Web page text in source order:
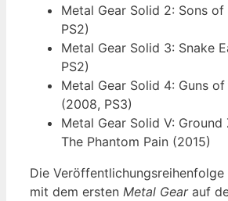
Metal Gear Solid 2: Sons
PS2)
Metal Gear Solid 3: Snake
PS2)
Metal Gear Solid 4: Guns
(2008, PS3)
Metal Gear Solid V: Ground
The Phantom Pain (2015)
Die
mit dem ersten Metal Gearauf